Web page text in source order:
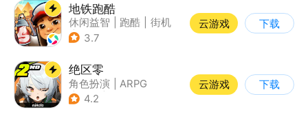
地铁跑酷
休闲益智 跑酷
街机
| 创梦天地
3.7
云游戏 下载
绝区零
角色扮演
ARPG
| 冒险
4.2
云游戏 下载